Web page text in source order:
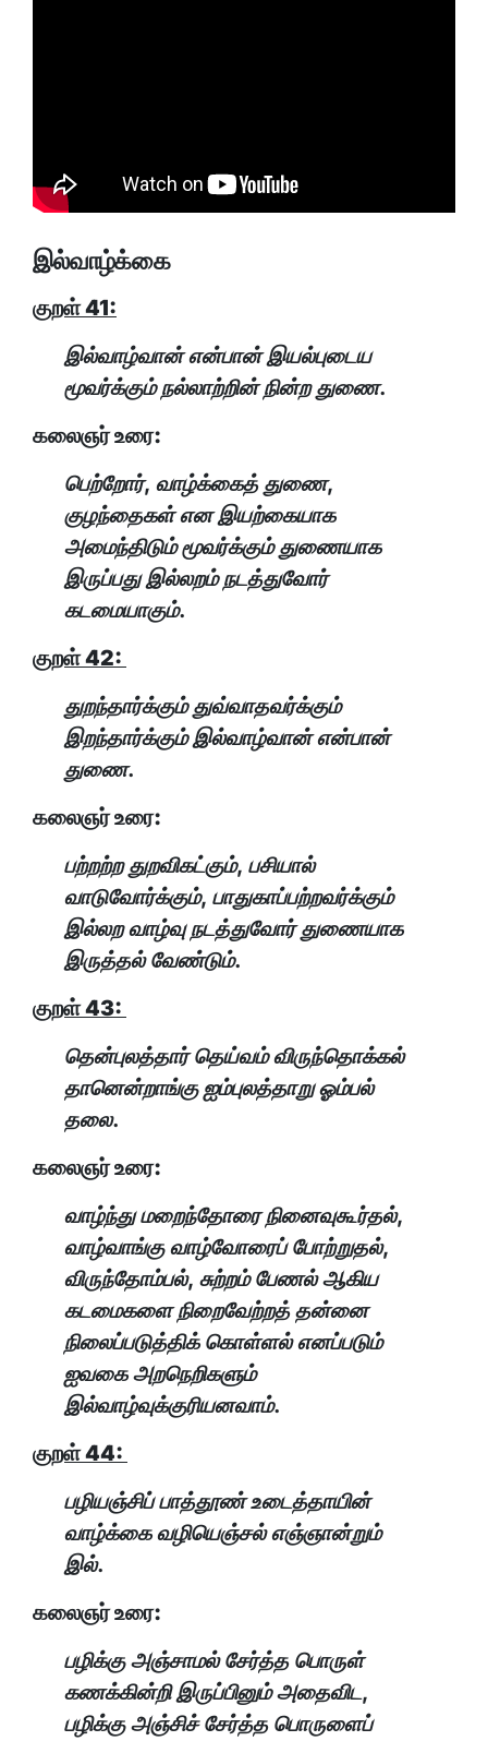
இல்வாழ்க்கை
குறள் 41:
இல்வாழ்வான் என்பான் இயல்புடைய
மூவர்க்கும் நல்லாற்றின் நின்ற துணை.
கலைஞர் உரை:
பெற்றோர், வாழ்க்கைத் துணை,
குழந்தைகள் என இயற்கையாக
அமைந்திடும் மூவர்க்கும் துணையாக
இருப்பது இல்லறம் நடத்துவோர்
கடமையாகும்.
குறள் 42:
துறந்தார்க்கும் துவ்வாதவர்க்கும்
இறந்தார்க்கும் இல்வாழ்வான் என்பான்
துணை.
கலைஞர் உரை:
பற்றற்ற துறவிகட்கும், பசியால்
வாடுவோர்க்கும், பாதுகாப்பற்றவர்க்கும்
இல்லற வாழ்வு நடத்துவோர் துணையாக
இருத்தல் வேண்டும்.
குறள் 43:
தென்புலத்தார் தெய்வம் விருந்தொக்கல்
தானென்றாங்கு ஐம்புலத்தாறு ஓம்பல்
தலை.
கலைஞர் உரை:
வாழ்ந்து மறைந்தோரை நினைவுகூர்தல்,
வாழ்வாங்கு வாழ்வோரைப் போற்றுதல்,
விருந்தோம்பல், சுற்றம் பேணல் ஆகிய
கடமைகளை நிறைவேற்றத் தன்னை
நிலைப்படுத்திக் கொள்ளல் எனப்படும்
ஐவகை அறநெறிகளும்
இல்வாழ்வுக்குரியனவாம்.
குறள் 44:
பழியஞ்சிப் பாத்தூண் உடைத்தாயின்
வாழ்க்கை வழியெஞ்சல் எஞ்ஞான்றும்
இல்.
கலைஞர் உரை:
பழிக்கு அஞ்சாமல் சேர்த்த பொருள்
கணக்கின்றி இருப்பினும் அதைவிட,
பழிக்கு அஞ்சிச் சேர்த்த பொருளைப்